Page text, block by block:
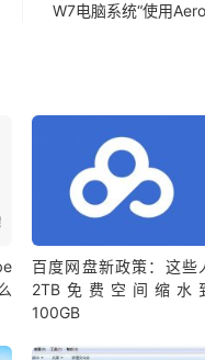
W7电脑系统“使用
百度网盘新政策：这些
2TB免费空间缩水
100GB